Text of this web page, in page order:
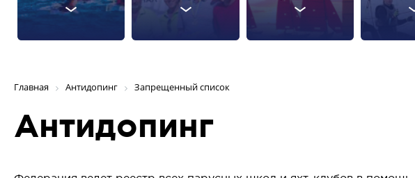
Главная Антидопинг Запрещенный список
Антидопинг